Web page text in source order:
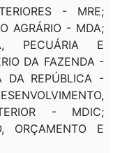
- MRE;
AGRÁRIO - MDA;
PECUÁRIA E
DA FAZENDA -
DA REPÚBLICA -
- MDIC;
ORÇAMENTO E